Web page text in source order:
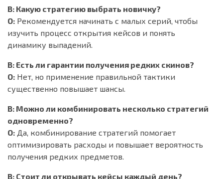
В: Какую стратегию выбрать новичку?
О: Рекомендуется начинать с малых серий, чтобы
изучить процесс открытия кейсов и понять
динамику выпадений.
В: Есть ли гарантии получения редких скинов?
О: Нет, но применение правильной тактики
существенно повышает шансы.
В: Можно ли комбинировать несколько стратегий
одновременно?
О: Да, комбинирование стратегий помогает
оптимизировать расходы и повышает вероятность
получения редких предметов.
В: Стоит ли открывать кейсы каждый день?